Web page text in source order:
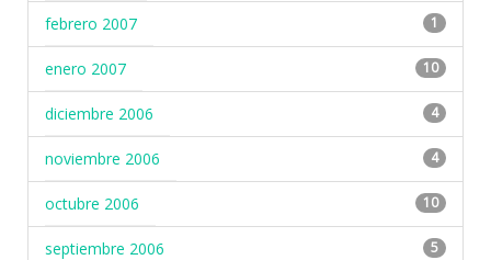
febrero 2007 1
enero 2007 10
diciembre 2006 4
noviembre 2006 4
octubre 2006 10
septiembre 2006 5